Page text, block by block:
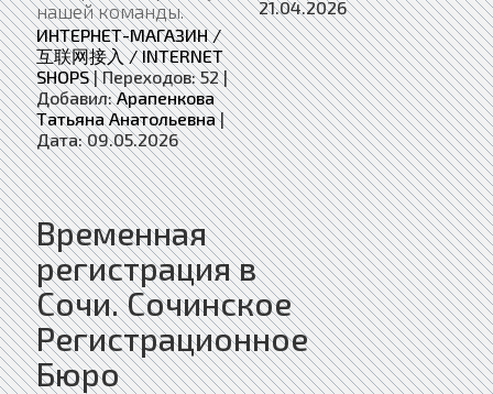
нашей команды.
ИНТЕРНЕТ-МАГАЗИН /
互联网接入 / INTERNET
SHOPS|Переходов: 52 |
Добавил: Арапенкова
Татьяна Анатольевна |
Дата: 09.05.2026
21.04.2026
Временная
регистрация в
Сочи. Сочинское
Регистрационное
Бюро